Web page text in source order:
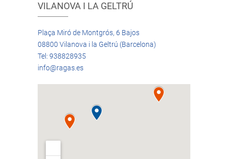
VILANOVA I LA GELTRÚ
Plaça Miró de Montgrós, 6 Bajos
08800 Vilanova i la Geltrú (Barcelona)
Tel: 938828935
info@ragas.es